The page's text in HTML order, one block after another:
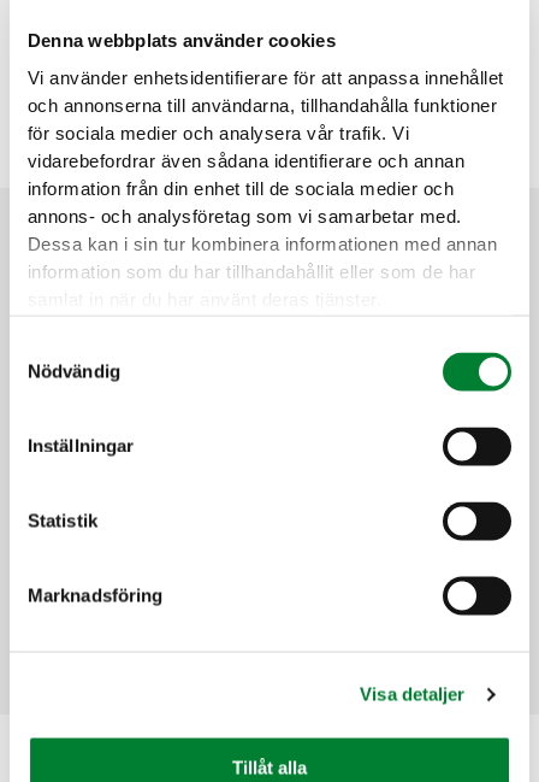
Denna webbplats använder cookies
Vi använder enhetsidentifierare för att anpassa innehållet
och annonserna till användarna, tillhandahålla funktioner
för sociala medier och analysera vår trafik. Vi
vidarebefordrar även sådana identifierare och annan
information från din enhet till de sociala medier och
annons- och analysföretag som vi samarbetar med.
Dessa kan i sin tur kombinera informationen med annan
information som du har tillhandahållit eller som de har
Nödvändig
Inställningar
Statistik
Marknadsföring
Visa detaljer
Tillåt alla
VD
Henrik Nylund
henrik.nylund@jemark.se
« Alla nyheter
Landscaping Group är Sveriges
för
Välkommen att jobba hos oss